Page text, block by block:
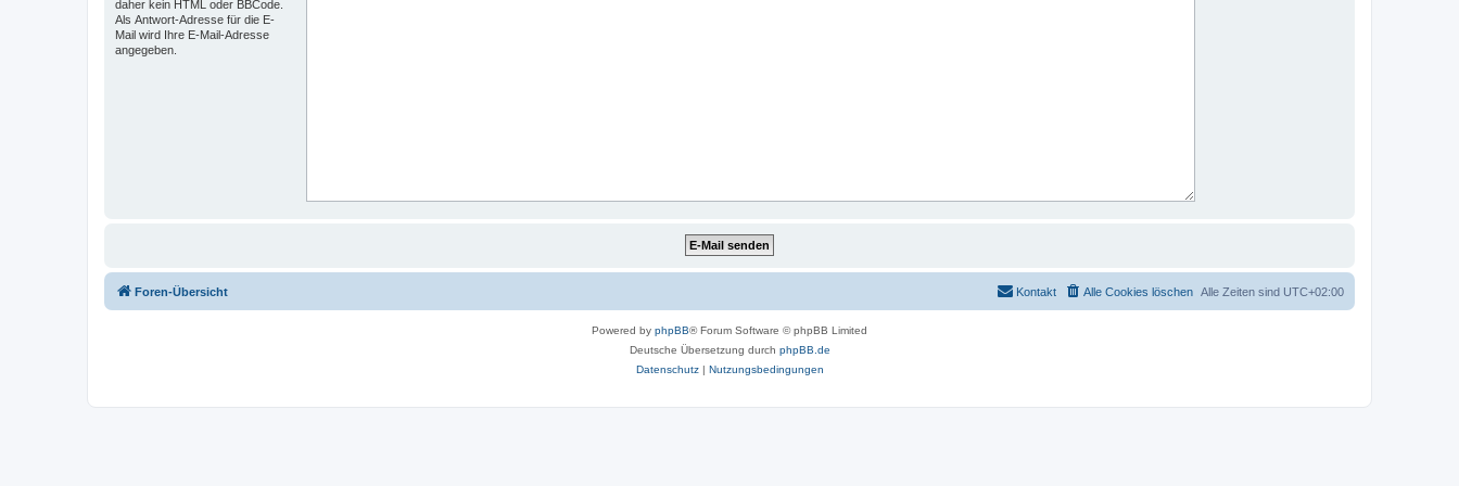
daher kein HTML oder BBCode.
Als Antwort-Adresse für die E-
Mail wird Ihre E-Mail-Adresse
angegeben.
Foren-Übersicht Alle Zeiten sind UTC+02:00
Alle Cookies löschen
Kontakt
Powered by phpBB® Forum Software © phpBB Limited
Deutsche Übersetzung durch phpBB.de
Datenschutz| Nutzungsbedingungen